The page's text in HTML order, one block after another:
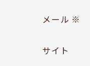
メール ※
サイト